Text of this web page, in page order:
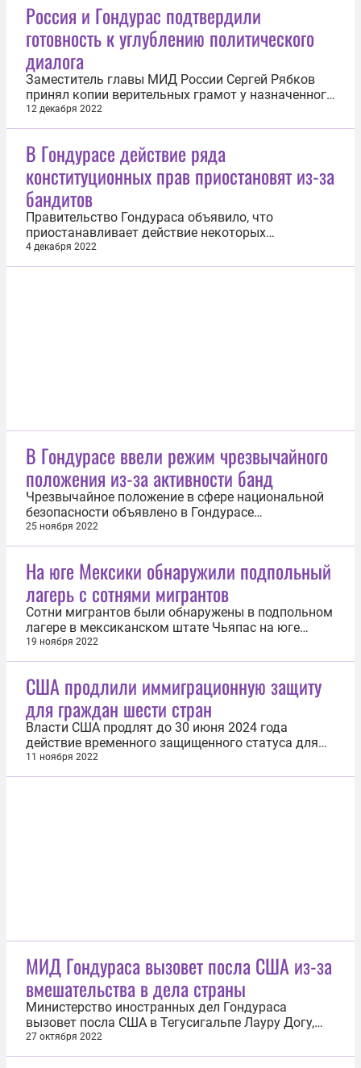
середине марта заявила о намерении установить
дипломатические отношения с Китаем, а...
Россия и Гондурас подтвердили
готовность к углублению политического
диалога
Заместитель главы МИД России Сергей Рябков
принял копии верительных грамот у назначенного
посла Республики Гондурас в Москве Хуана
Рамона Альвира Сальгадо, сообщает 12 декабря
данным МИД России, стороны подтвердили
готовность двух стран к углублению...
12 декабря 2022
В Гондурасе действие ряда
конституционных прав приостановят из-за
бандитов
Правительство Гондураса объявило, что
приостанавливает действие некоторых
конституционных прав в двух крупных
гондурасских городах — Сан-Педро-Сула и
4 декабря 2022
В Гондурасе ввели режим чрезвычайного
положения из-за активности банд
Чрезвычайное положение в сфере национальной
безопасности объявлено в Гондурасе
президентом страны Ксиомарой Кастро на фоне
усиления активности со стороны преступных
государства. Одновременно с этим задействован
план по борьбе с бандами. Такие решения были...
25 ноября 2022
На юге Мексики обнаружили подпольный
лагерь с сотнями мигрантов
Сотни мигрантов были обнаружены в подпольном
лагере в мексиканском штате Чьяпас на юге
страны, сообщает на своем сайте Национальная
гвардия Мексики. Объект находится в гористой
было выявлено 368 мигрантов. В их число вошли
граждане Гватемалы (217)...
19 ноября 2022
США продлили иммиграционную защиту
для граждан шести стран
Власти США продлят до 30 июня 2024 года
действие временного защищенного статуса для
граждан Сальвадора, Гондураса, Гаити,
Никарагуа, Судана и Непала, сообщила в своем
11 ноября 2022
МИД Гондураса вызовет посла США из-за
вмешательства в дела страны
Министерство иностранных дел Гондураса
вызовет посла США в Тегусигальпе Лауру Догу,
чтобы выразить официальный протест на фоне
ряда ее заявлений, которые расцениваются как
27 октября 2022